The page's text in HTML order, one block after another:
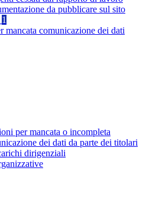
da pubblicare sul sito
1
mancata comunicazione dei dati
per mancata o incompleta
dei dati da parte dei titolari
dirigenziali